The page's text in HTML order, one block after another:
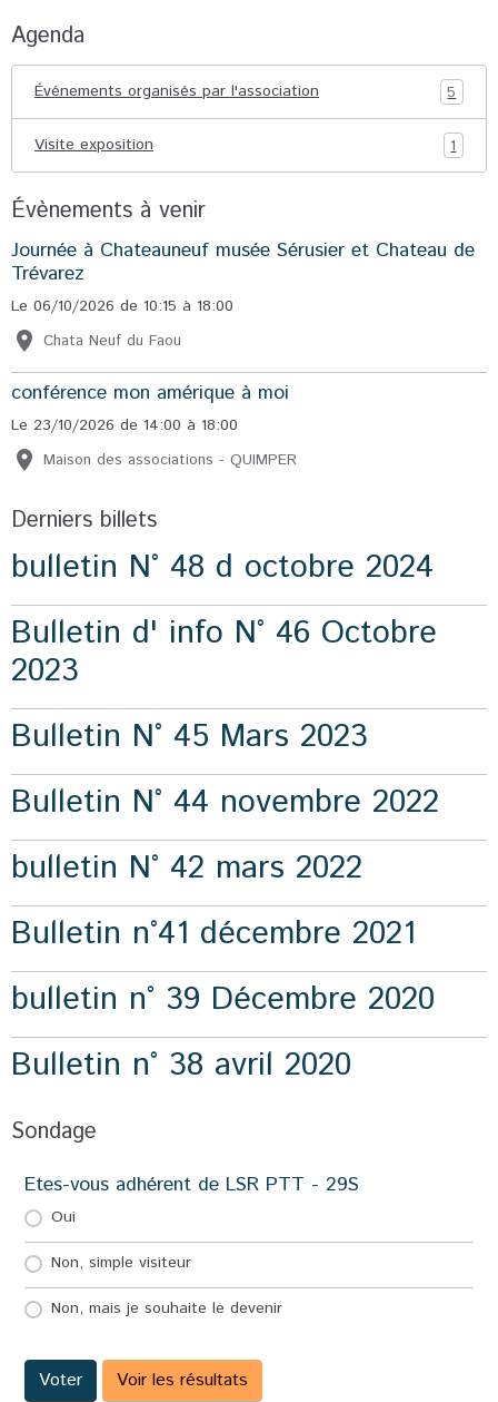
Agenda
Événements organisés par l'association 5
Visite exposition 1
Évènements à venir
Journée à Chateauneuf musée Sérusier et Chateau de
Trévarez
Le 06/10/2026 de 10:15 à 18:00
Chata Neuf du Faou
conférence mon amérique à moi
Le 23/10/2026 de 14:00 à 18:00
Maison des associations - QUIMPER
Derniers billets
bulletin N° 48 d octobre 2024
Bulletin d' info N° 46 Octobre
2023
Bulletin N° 45 Mars 2023
Bulletin N° 44 novembre 2022
bulletin N° 42 mars 2022
Bulletin n°41 décembre 2021
bulletin n° 39 Décembre 2020
Bulletin n° 38 avril 2020
Sondage
Etes-vous adhérent de LSR PTT - 29S
Oui
Non, simple visiteur
Non, mais je souhaite le devenir
Voter Voir les résultats